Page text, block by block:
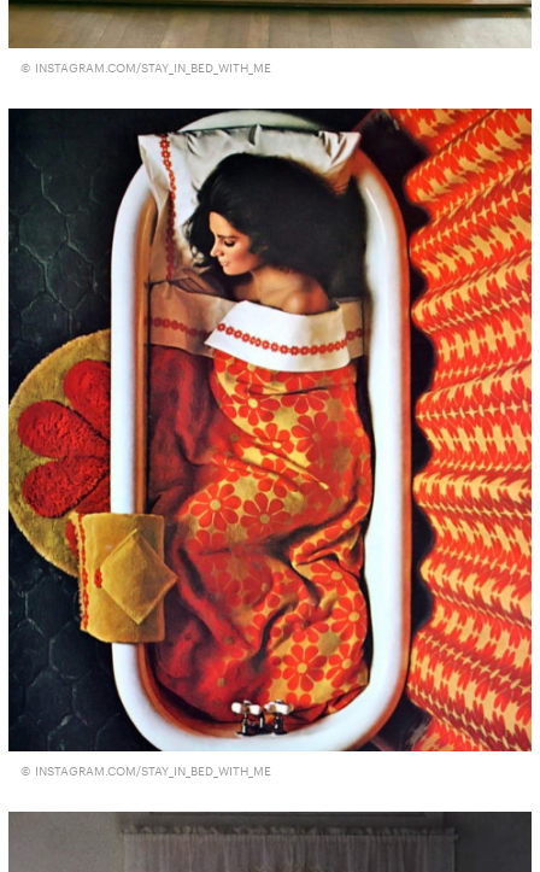
© INSTAGRAM.COM/STAY_IN_BED_WITH_ME
© INSTAGRAM.COM/STAY_IN_BED_WITH_ME